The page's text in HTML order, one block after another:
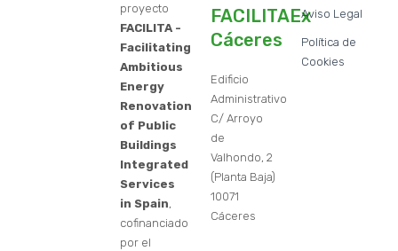
proyecto
FACILITA -
Facilitating
Ambitious
Energy
Renovation
of Public
Buildings
Integrated
Services
in Spain
cofinanciado
por el
FACILITAEx
Cáceres
Edificio
Administrativo
C/ Arroyo
de
Valhondo, 2
(Planta Baja)
10071
Cáceres
Aviso Legal
Política de
Cookies